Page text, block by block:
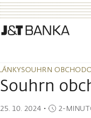
SOUHRN
SOUHRN
Souhrn
25. 10. 2024 ・ 2-